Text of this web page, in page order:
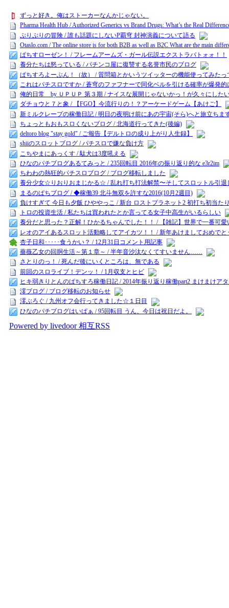
ずっと好き。俺はストーカーなんかじゃない。
Pharma Health Hub / Authorized Generics vs Brand Drugs: What’s the Real
ぷりぷりの冒険 / 誰も話題にしないP覇穹 封神演義について語る
Otaslo.com / The online store is for both B2B as well as B2C What are the main
ぱちすローゼン！ / フレームアームズ・ガール伝説エクストラバトォォ！！
養分たちは怒っている / パチンコ屋に復讐する名誉市民のブログ
ぱちすろよーぶん！（故） / 質問箱とかいうツイッターの機能使ってみた
これはパチスロですか / 蒼穹のファフナーで同化ベルを引ける確率が爆発
俺的日常 by ＵＰＵＰ 第３期 / ナイスな展開じゃないかっ！が久々にした
ダチョウと７と象 / 【FGO】今流行りの！？アーケードゲーム【あけご】
新ミルクレープの稼働日記 / 明日の夜明け前にあの宇宙(そら)へと旅立ちま
ちょっともおもスロくないブログ / 北海道行ってきた(後編)
deltoro blog "stay gold" / ご報告【デルトロの成り上がり人生録】
shiiのスロットブログ / パチスロで嫌な負け方
こちやまにあっくす / 駄犬は3度吼える
ひなのパチブログあるてみっと / 235回転目 2016年の振り返り的な e3r2im
ちわわの熱狂的パチスロブログ / ブログ移転しました
養分少女☆りおりおまじかる☆ / 乱れ打ち打法解禁〜そしてスロットル引
まるのぱちブログ / ◆稼働39 北斗無双を許すな2016(10月2週目)
負けすぎて 今日も夕飯 ひややっこ / 新台 ロストプラネット2 初打ち初当た
トロの投資生活 / 私たちは買われたとか言ってる女子中高生がいるらしい
養分だと思った？正解！ひかるちゃんでした！！ / 【雑記】世界で一番可
レオのアイあるスロット活動略してアイカツ！！ / 新年あけましておめでと
杏子日和･････食うかい？ / 12月31日コメント用記事
薔薇乙女の回胴生活～第１章～ / 半年音沙汰なくてすいません……
さとりのっ！ / 死んだ後にいくところは、無である
前回のスロライブ！デンッ！ / 1月収支とヒビ
ヒキ弱きりとんのぱちすろ稼働日記 / 2014年振り返り稼働part2 まけまけア
澪ブログ / ブログ移転のお知らせ
澪ぶろぐ / 九州オフ会行ってきました☆１日目
ひなのパチブログはいぱぁ / 95回転目 うん、今日は祝日だよ。
Powered by livedoor 相互RSS